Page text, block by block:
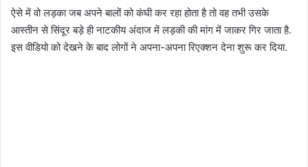
ऐसे में वो लड़का जब अपने बालों को कंघी कर रहा होता है तो वह तभी उसके
आस्तीन से सिंदूर बड़े ही नाटकीय अंदाज में लड़की की मांग में जाकर गिर जाता है.
इस वीडियो को देखने के बाद लोगों ने अपना-अपना रिएक्शन देना शुरू कर दिया.